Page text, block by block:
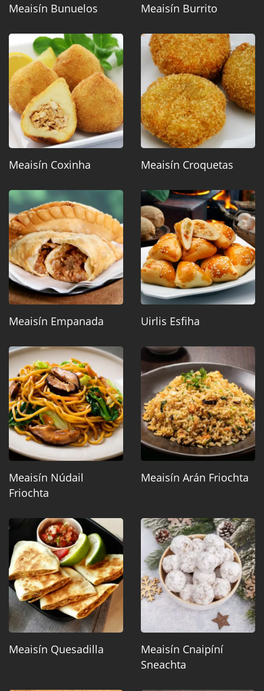
Meaisín Bunuelos Meaisín Burrito
Meaisín Coxinha Meaisín Croquetas
Meaisín Empanada Uirlis Esfiha
Meaisín Núdail
Friochta
Meaisín Arán Friochta
Meaisín Quesadilla
Meaisín Cnaipíní
Sneachta